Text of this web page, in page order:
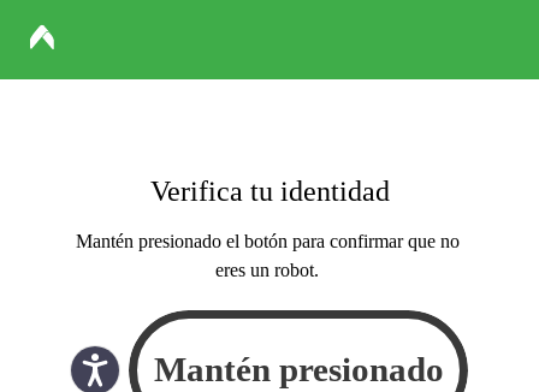
Verifica tu identidad
Mantén presionado el botón para confirmar que no
eres un robot.